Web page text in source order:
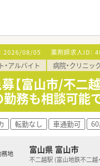
■不二越駅から車で6
■主な応需科目は内
■薬剤師は常時4名体
【募集背景と求める人
■地域医療の需要拡大
■患者様に思いやりの
■経験者はもちろんの
【法人特徴について】
■北陸エリアを中心に
■会社全体で在宅業務
■社員教育と能力向上
2026/08/05 薬剤師求人ID：
・アルバイト 病院・クリニッ
【富山市/不二
勤務も相談可能
転勤なし 車通勤可
地 富山県 富山市
不二越駅 (富山地鉄不二越